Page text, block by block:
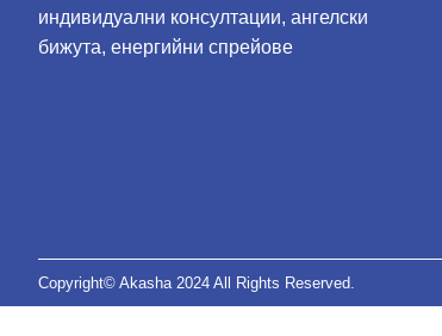
индивидуални консултации, ангелски
бижута, енергийни спрейове
Copyright© Akasha 2024 All Rights Reserved.